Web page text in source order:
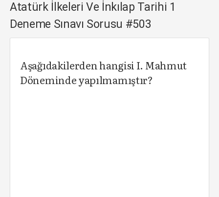
Atatürk İlkeleri Ve İnkılap Tarihi 1
Deneme Sınavı Sorusu #503
Aşağıdakilerden hangisi I. Mahmut
Döneminde yapılmamıştır?